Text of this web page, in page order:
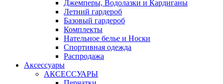
Джемперы, Водолазки и Кардиганы
Летний гардероб
Базовый гардероб
Комплекты
Нательное белье и Носки
Спортивная одежда
Распродажа
Аксессуары
АКСЕССУАРЫ